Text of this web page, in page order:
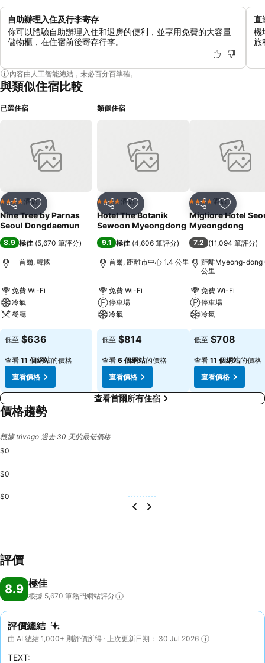
自助辦理入住及行李寄存
你可以體驗自助辦理入住和退房的便利，並享用免費的大容量
儲物櫃，在住宿前後寄存行李。
直
機
旅
內容由人工智能總結，未必百分百準確。
與類似住宿比較
已選住宿
分享 放到收藏夾
4 星級 酒店
Nine Tree by Parnas
Seoul Dongdaemun
8.9 極佳 (5,670 筆評分)
首爾, 韓國
免費 Wi-Fi
冷氣
餐廳
低至 $636
查看 11 個網站的價格
查看價格
類似住宿
分享 放到收藏夾
4 星級 酒店
Hotel The Botanik
Sewoon Myeongdong
9.1 極佳 (4,606 筆評分)
首爾, 距離市中心 1.4 公里
免費 Wi-Fi
停車場
冷氣
低至 $814
查看 6 個網站的價格
查看價格
分享 放到收藏
4 星級 酒店
Migliore Hotel
Myeongdong
7.2 (11,094 筆評分)
距離Myeong-dong
公里
免費 Wi-Fi
停車場
冷氣
低至 $708
查看 11 個網站的價格
查看價格
查看首爾所有住宿
價格趨勢
根據 trivago 過去 30 天的最低價格
$0
$0
$0
評價
8.9 極佳
根據 5,670 筆熱門網站評分
評價總結
由 AI 總結 1,000+ 則評價所得 · 上次更新日期： 30 Jul 2026
TEXT: